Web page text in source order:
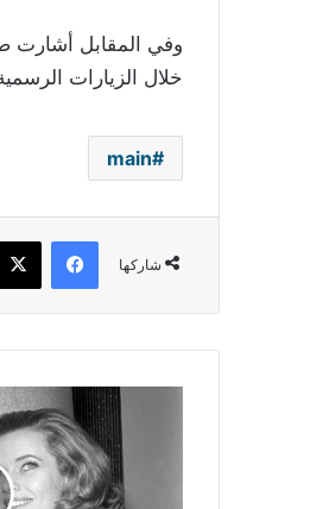
خلال الزيارات
main
شاركها
فيسبوك